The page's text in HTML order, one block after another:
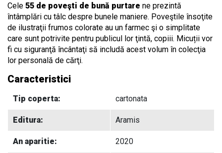
Cele 55 de poveşti de bună purtare ne prezintă
întâmplări cu tâlc despre bunele maniere. Poveştile însoţite
de ilustraţii frumos colorate au un farmec şi o simplitate
care sunt potrivite pentru publicul lor ţintă, copiii. Micuții vor
fi cu siguranţă încântaţi să includă acest volum în colecţia
lor personală de cărţi.
Caracteristici
Tip coperta: cartonata
Editura: Aramis
An aparitie: 2020